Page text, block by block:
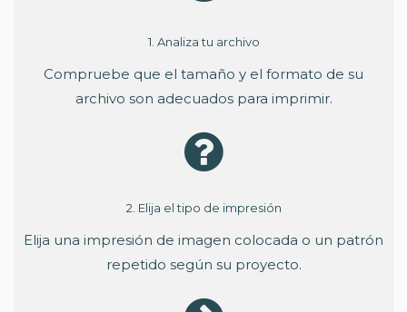
1. Analiza tu archivo
Compruebe que el tamaño y el formato de su
archivo son adecuados para imprimir.
2. Elija el tipo de impresión
Elija una impresión de imagen colocada o un patrón
repetido según su proyecto.